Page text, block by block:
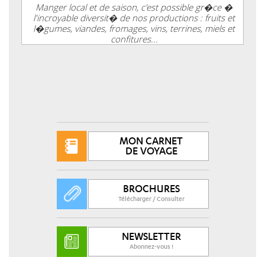
Manger local et de saison, c'est possible gr�ce �
l'incroyable diversit� de nos productions : fruits et
l�gumes, viandes, fromages, vins, terrines, miels et
confitures...
MON CARNET
DE VOYAGE
BROCHURES
Télécharger / Consulter
NEWSLETTER
Abonnez-vous !